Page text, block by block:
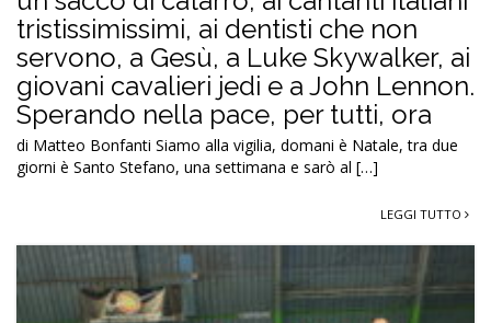
tristissimissimi, ai dentisti che non
servono, a Gesù, a Luke Skywalker, ai
giovani cavalieri jedi e a John Lennon.
Sperando nella pace, per tutti, ora
di Matteo Bonfanti Siamo alla vigilia, domani è Natale, tra due
giorni è Santo Stefano, una settimana e sarò al […]
LEGGI TUTTO